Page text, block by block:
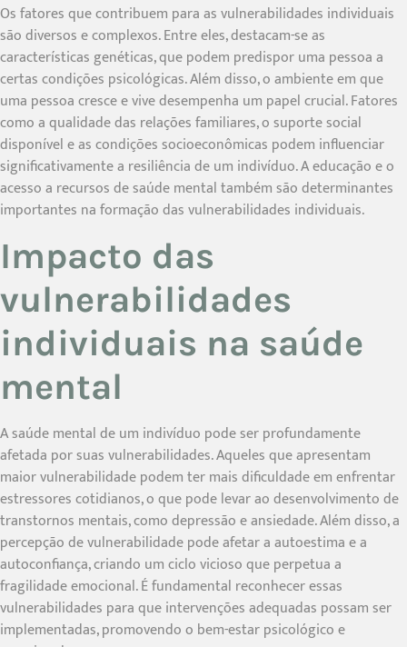
Os fatores que contribuem para as vulnerabilidades individuais
são diversos e complexos. Entre eles, destacam-se as
características genéticas, que podem predispor uma pessoa a
certas condições psicológicas. Além disso, o ambiente em que
uma pessoa cresce e vive desempenha um papel crucial. Fatores
como a qualidade das relações familiares, o suporte social
disponível e as condições socioeconômicas podem influenciar
significativamente a resiliência de um indivíduo. A educação e o
acesso a recursos de saúde mental também são determinantes
importantes na formação das vulnerabilidades individuais.
Impacto das
vulnerabilidades
individuais na saúde
mental
A saúde mental de um indivíduo pode ser profundamente
afetada por suas vulnerabilidades. Aqueles que apresentam
maior vulnerabilidade podem ter mais dificuldade em enfrentar
estressores cotidianos, o que pode levar ao desenvolvimento de
transtornos mentais, como depressão e ansiedade. Além disso, a
percepção de vulnerabilidade pode afetar a autoestima e a
autoconfiança, criando um ciclo vicioso que perpetua a
fragilidade emocional. É fundamental reconhecer essas
vulnerabilidades para que intervenções adequadas possam ser
implementadas, promovendo o bem-estar psicológico e